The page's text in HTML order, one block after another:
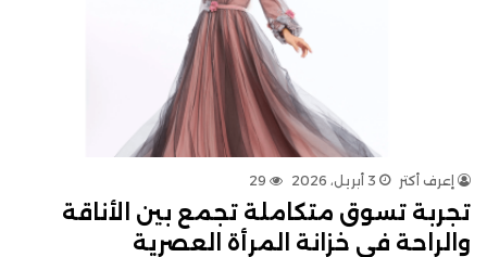
إعرف أكتر 3 أبريل، 2026 29
تجربة تسوق متكاملة تجمع بين الأناقة
والراحة في خزانة المرأة العصرية